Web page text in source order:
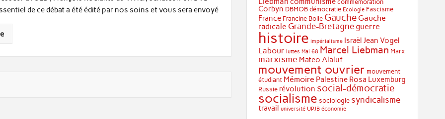
de ce débat a été édité par nos soins et vous sera envoyé
commémoration
Corbyn DBMOB démocratie Ecologie Fascisme
France Francine Bolle Gauche Gauche
radicale Grande-Bretagne guerre
histoire impérialisme Israël Jean Vogel
Labour luttes Mai 68 Marcel Liebman Marx
marxisme Mateo Alaluf
mouvement ouvrier mouvement
étudiant Mémoire Palestine Rosa Luxemburg
Russie révolution social-démocratie
socialisme sociologie syndicalisme
travail université UPJB économie